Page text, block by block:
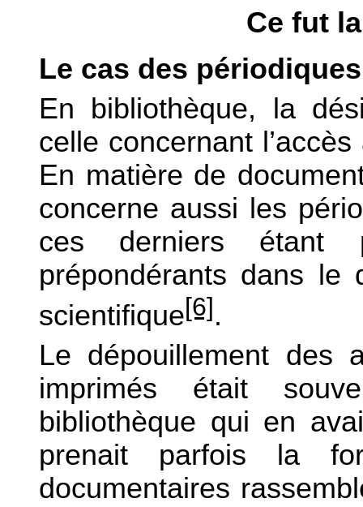
Ce fut
Le cas des
En bibliothèque, la
celle concernant
En matière de
concerne aussi les
ces derniers étant
prépondérants dans le
scientifique[6].
Le dépouillement des
imprimés était
bibliothèque qui en
prenait parfois la
documentaires